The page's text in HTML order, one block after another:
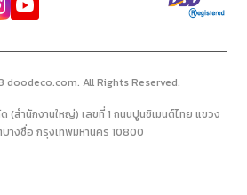
doodeco.com. All Rights Reserved.
(สำนักงานใหญ่) เลขที่ 1 ถนนปูนซิเมนต์ไทย แขวง
างซื่อ กรุงเทพมหานคร 10800